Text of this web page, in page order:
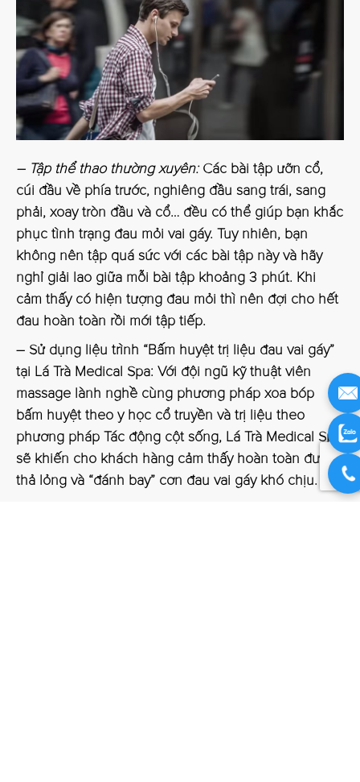
– Tập thể thao thường xuyên:Các bài tập ưỡn cổ,
cúi đầu về phía trước, nghiêng đầu sang trái, sang
phải, xoay tròn đầu và cổ… đều có thể giúp bạn khắc
phục tình trạng đau mỏi vai gáy. Tuy nhiên, bạn
không nên tập quá sức với các bài tập này và hãy
nghỉ giải lao giữa mỗi bài tập khoảng 3 phút. Khi
cảm thấy có hiện tượng đau mỏi thì nên đợi cho hết
đau hoàn toàn rồi mới tập tiếp.
– Sử dụng liệu trình “Bấm huyệt trị liệu đau vai gáy”
tại Lá Trà Medical Spa: Với đội ngũ kỹ thuật viên
massage lành nghề cùng phương pháp xoa bóp
bấm huyệt theo y học cổ truyền và trị liệu theo
phương pháp Tác động cột sống, Lá Trà Medical Spa
sẽ khiến cho khách hàng cảm thấy hoàn toàn được
thả lỏng và “đánh bay” cơn đau vai gáy khó chịu.